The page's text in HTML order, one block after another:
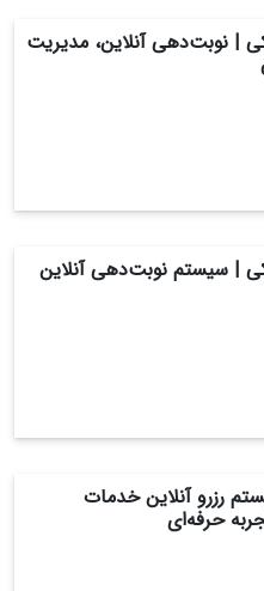
| نوبت‌دهی آنلاین، مدیریت
| سیستم نوبت‌دهی آنلاین
رزرو آنلاین خدمات
حرفه‌ای